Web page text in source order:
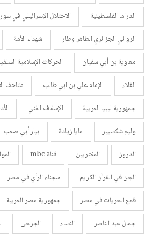
الدراما الفلسطينية
الاحتلال الإسرائيلي في
الروائي الجزائري الطاهر وطار
شهداء الأمة
معاوية بن أبي سفيان
الحركات الإسلامية
الغلاء
الإمام علي بن ابي طالب
متاحف
جمهورية ليبيا العربية
الإسفاف الفني
وليم شكسبير
مايا زيادة بيار أبي صعب
الدروز
المغتربين قناة mbc
الجن في القرآن الكريم
سجناء الرأي في مصر
قمع الحريات في مصر
جمهورية مصر العربية
جمال عبد الناصر
النساء الجرحى